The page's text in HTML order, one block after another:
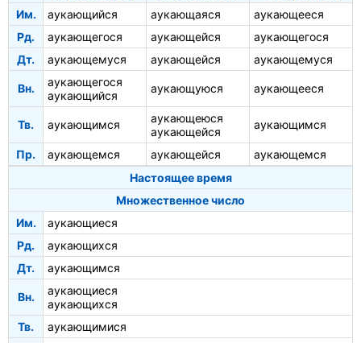
Им.
аукающийся аукающаяся
аукающееся
Рд.
аукающегося аукающейся
аукающегося
Дт.
аукающемуся аукающейся аукающемуся
Вн.
аукающегося
аукающийся
аукающуюся аукающееся
Тв. аукающимся
аукающеюся
аукающейся
аукающимся
Пр. аукающемся аукающейся
аукающемся
Настоящее время
Множественное число
Им.
аукающиеся
Рд.
аукающихся
Дт.
аукающимся
Вн.
аукающиеся
аукающихся
Тв.
аукающимися